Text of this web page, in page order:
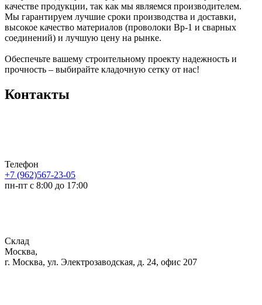
качестве продукции, так как мы являемся производителем.
Мы гарантируем лучшие сроки производства и доставки,
высокое качество материалов (проволоки Вр-1 и сварных
соединений) и лучшую цену на рынке.
Обеспечьте вашему строительному проекту надежность и
прочность – выбирайте кладочную сетку от нас!
Контакты
Телефон
+7 (962)567-23-05
пн-пт с 8:00 до 17:00
Склад
Москва,
г. Москва, ул. Электрозаводская, д. 24, офис 207